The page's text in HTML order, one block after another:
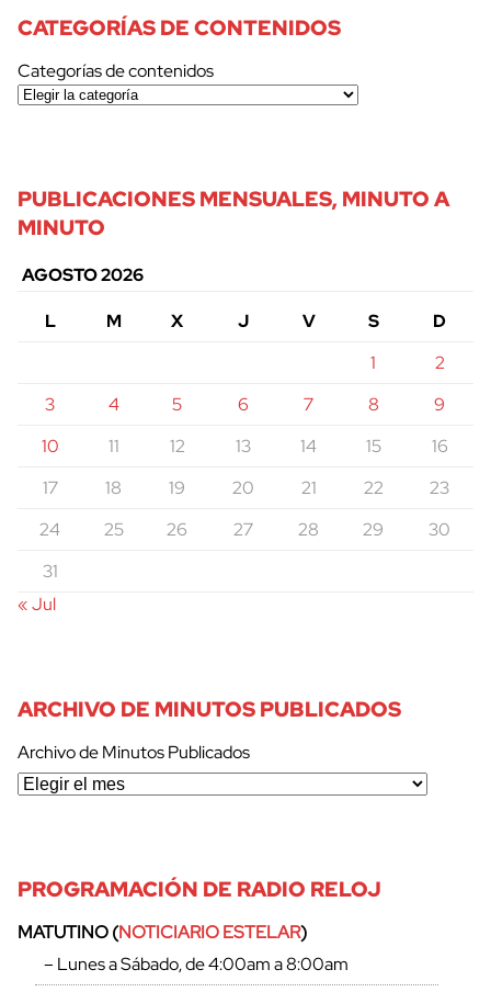
CATEGORÍAS DE CONTENIDOS
Categorías de contenidos
PUBLICACIONES MENSUALES, MINUTO A
MINUTO
AGOSTO 2026
L
M X J V S
D
1
2
3
4 5 6 7 8
9
10
11 12 13 14 15
16
17
18 19 20 21 22
23
24
25 26 27 28 29
30
31
« Jul
ARCHIVO DE MINUTOS PUBLICADOS
Archivo de Minutos Publicados
PROGRAMACIÓN DE RADIO RELOJ
MATUTINO (NOTICIARIO ESTELAR)
– Lunes a Sábado, de 4:00am a 8:00am